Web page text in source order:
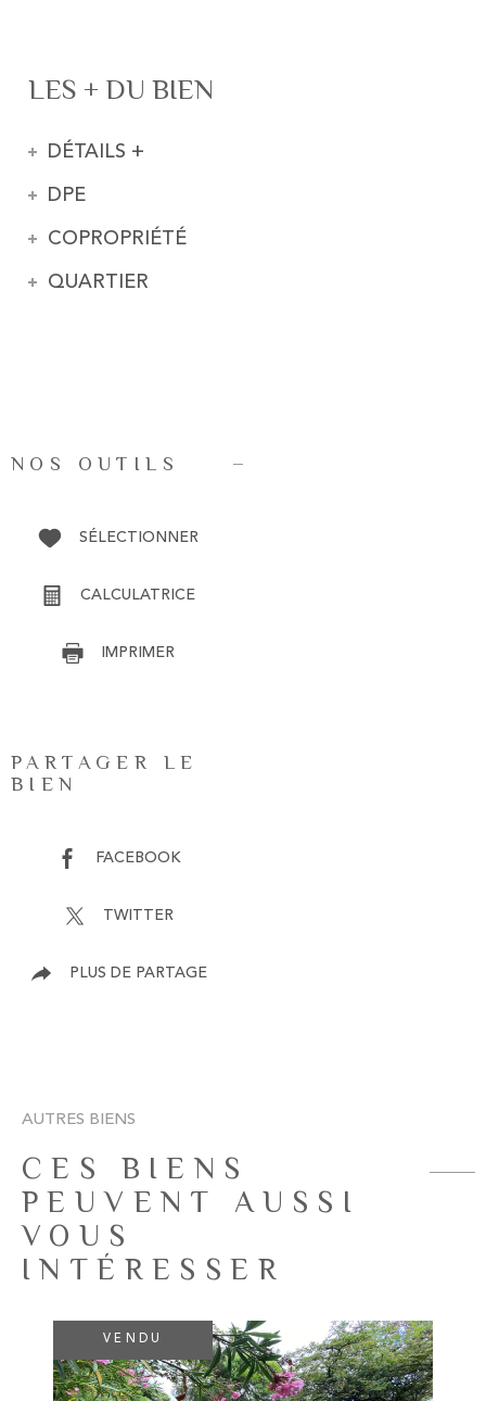
LES + DU BIEN
DÉTAILS +
DPE
COPROPRIÉTÉ
QUARTIER
NOS OUTILS
SÉLECTIONNER
CALCULATRICE
IMPRIMER
PARTAGER LE
BIEN
FACEBOOK
TWITTER
PLUS DE PARTAGE
AUTRES BIENS
CES BIENS
PEUVENT AUSSI
VOUS
INTÉRESSER
VENDU